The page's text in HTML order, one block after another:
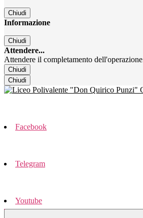
Chiudi
Informazione
Chiudi
Attendere...
Attendere il completamento
Chiudi
Chiudi
Facebook
Telegram
Youtube